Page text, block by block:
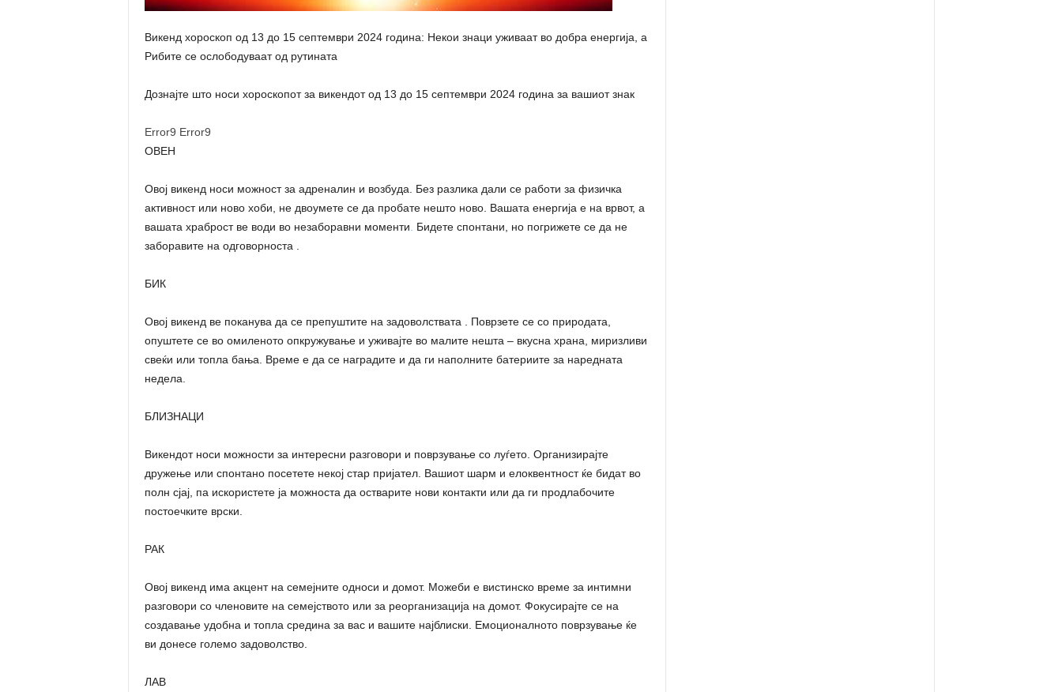
Викенд хороскоп од 13 до 15 септември 2024 година: Некои знаци уживаат во добра енергија, а
Рибите се ослободуваат од рутината
Дознајте што носи хороскопот за викендот од 13 до 15 септември 2024 година за вашиот знак
Error9 Error9
ОВЕН
Овој викенд носи можност за адреналин и возбуда. Без разлика дали се работи за физичка
активност или ново хоби, не двоумете се да пробате нешто ново. Вашата енергија е на врвот, а
вашата храброст ве води во незаборавни моменти
Бидете спонтани, но погрижете се да не
заборавите на одговорноста .
БИК
Овој викенд ве поканува да се препуштите на задоволствата . Поврзете се со природата,
опуштете се во омиленото опкружување и уживајте во малите нешта – вкусна храна, миризливи
свеќи или топла бања. Време е да се наградите и да ги наполните батериите за наредната
недела.
БЛИЗНАЦИ
Викендот носи можности за интересни разговори и поврзување со луѓето. Организирајте
дружење или спонтано посетете некој стар пријател. Вашиот шарм и елоквентност ќе бидат во
полн сјај, па искористете ја можноста да остварите нови контакти или да ги продлабочите
постоечките врски.
РАК
Овој викенд има акцент на семејните односи и домот. Можеби е вистинско време за интимни
разговори со членовите на семејството или за реорганизација на домот. Фокусирајте се на
создавање удобна и топла средина за вас и вашите најблиски. Емоционалното поврзување ќе
ви донесе големо задоволство.
ЛАВ